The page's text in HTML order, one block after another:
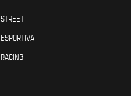
STREET
ESPORTIVA
RACING